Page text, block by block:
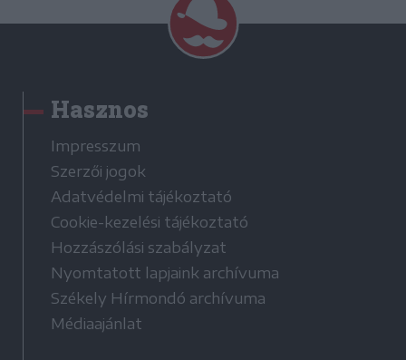
Hasznos
Impresszum
Szerzői jogok
Adatvédelmi tájékoztató
Cookie-kezelési tájékoztató
Hozzászólási szabályzat
Nyomtatott lapjaink archívuma
Székely Hírmondó archívuma
Médiaajánlat